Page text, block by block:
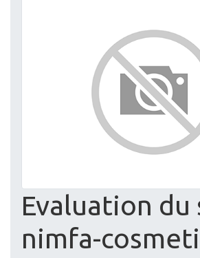
Evaluation du
nimfa-